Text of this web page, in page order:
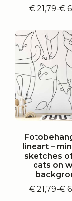
€ 21,79-€
tot
€
lineart –
sketches
cats on
€ 21,79-€